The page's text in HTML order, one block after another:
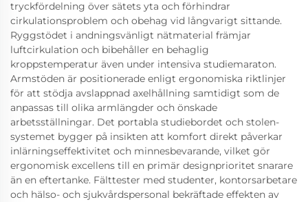
tryckfördelning över sätets yta och förhindrar
cirkulationsproblem och obehag vid långvarigt sittande.
Ryggstödet i andningsvänligt nätmaterial främjar
luftcirkulation och bibehåller en behaglig
kroppstemperatur även under intensiva studiemaraton.
Armstöden är positionerade enligt ergonomiska riktlinjer
för att stödja avslappnad axelhållning samtidigt som de
anpassas till olika armlängder och önskade
arbetsställningar. Det portabla studiebordet och stolen-
systemet bygger på insikten att komfort direkt påverkar
inlärningseffektivitet och minnesbevarande, vilket gör
ergonomisk excellens till en primär designprioritet snarare
än en eftertanke. Fälttester med studenter, kontorsarbetare
och hälso- och sjukvårdspersonal bekräftade effekten av